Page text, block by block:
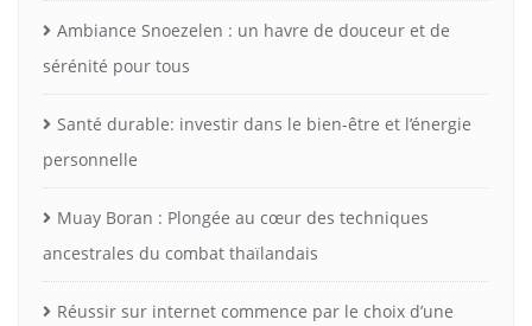
Ambiance Snoezelen : un havre de douceur et de
sérénité pour tous
Santé durable: investir dans le bien-être et l’énergie
personnelle
Muay Boran : Plongée au cœur des techniques
ancestrales du combat thaïlandais
Réussir sur internet commence par le choix d’une